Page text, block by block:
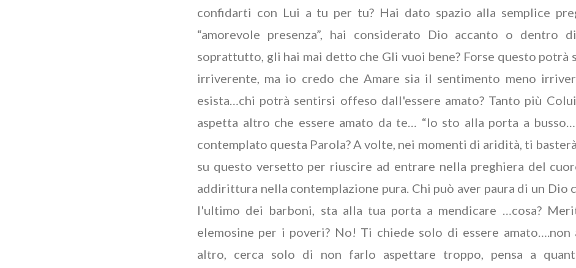
confidarti con Lui a tu per tu? Hai dato spazio alla semplice
“amorevole presenza”, hai considerato Dio accanto o dentro
soprattutto, gli hai mai detto che Gli vuoi bene? Forse questo potrà
irriverente, ma io credo che Amare sia il sentimento meno
esista…chi potrà sentirsi offeso dall'essere amato? Tanto più
aspetta altro che essere amato da te… “Io sto alla porta a
contemplato questa Parola? A volte, nei momenti di aridità, ti
su questo versetto per riuscire ad entrare nella preghiera del
addirittura nella contemplazione pura. Chi può aver paura di un Dio
l'ultimo dei barboni, sta alla tua porta a mendicare …cosa?
elemosine per i poveri? No! Ti chiede solo di essere amato….non
altro, cerca solo di non farlo aspettare troppo, pensa a